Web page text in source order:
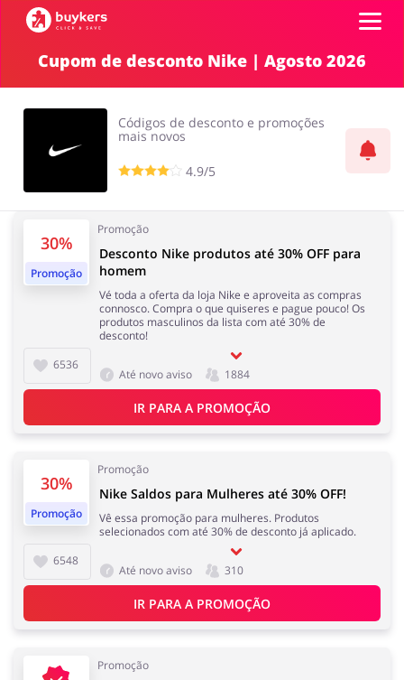
Categorias
Íntimo
Terrestre
Papelaria e Livros Comida e Alimentação
Eletrodomésticos Infantil e para Mães
Esporte e Recreação Casa, Lar e Jardim
Promoções
Lojas
ADICIONA CUPOM
Cupom de desconto Nike | Agosto 2026
Códigos de desconto e promoções
mais novos
4.9/5
30%
Promoção
Promoção
6536
Desconto Nike produtos até 30% OFF para
homem
Vé toda a oferta da loja Nike e aproveita as compras
connosco. Compra o que quiseres e pague pouco! Os
produtos masculinos da lista com até 30% de
desconto!
Até novo aviso 1884
IR PARA A PROMOÇÃO
30%
Promoção
Promoção
6548
Nike Saldos para Mulheres até 30% OFF!
Vê essa promoção para mulheres. Produtos
selecionados com até 30% de desconto já aplicado.
Até novo aviso 310
IR PARA A PROMOÇÃO
Promoção